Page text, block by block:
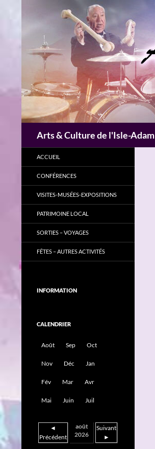
Arts & Culture de l'Isle-Adam
ACCUEIL
CONFÉRENCES
VISITES-MUSÉES-EXPOSITIONS
PATRIMOINE LOCAL
SORTIES – VOYAGES
FÊTES – AUTRES ACTIVITÉS
INFORMATION
CALENDRIER
Août Sep Oct
Nov Déc Jan
Fév Mar Avr
Mai Juin Juil
◄
Précédent
août
2026
Suivant
►